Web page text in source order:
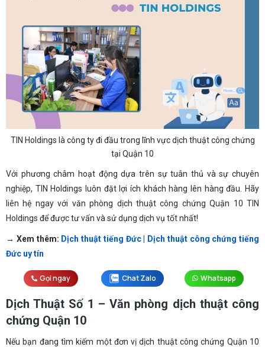
TIN Holdings là công ty đi đầu trong lĩnh vực dịch thuật công chứng
tại Quận 10
Với phương châm hoạt động dựa trên sự tuân thủ và sự chuyên
nghiệp, TIN Holdings luôn đặt lợi ích khách hàng lên hàng đầu. Hãy
liên hệ ngay với văn phòng dịch thuật công chứng Quận 10 TIN
Holdings để được tư vấn và sử dụng dịch vụ tốt nhất!
→ Xem thêm: Dịch thuật tiếng Đức | Dịch thuật công chứng tiếng
Đức uy tín
Gọi ngay Chat Zalo Whatsapp
Dịch Thuật Số 1 – Văn phòng dịch thuật công
chứng Quận 10
Nếu bạn đang tìm kiếm một đơn vị dịch thuật công chứng Quận 10